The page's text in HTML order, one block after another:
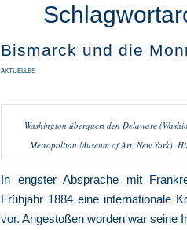
Bismarck und die
AKTUELLES
Washington überquert den Delaware
Metropolitan Museum of Art, New York).
In engster Absprache mit
Frühjahr 1884 eine internationale
vor. Angestoßen worden war seine